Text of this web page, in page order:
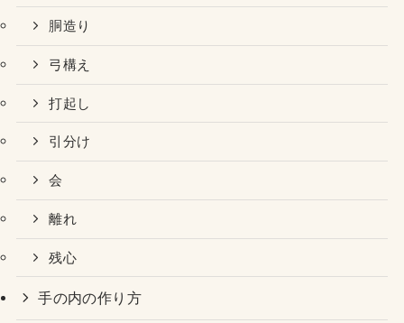
胴造り
弓構え
打起し
引分け
会
離れ
残心
手の内の作り方